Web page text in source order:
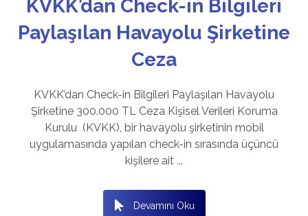
KVKK’dan Check-in Bilgileri
Paylaşılan Havayolu Şirketine
Ceza
KVKK’dan Check-in Bilgileri Paylaşılan Havayolu
Şirketine 300.000 TL Ceza Kişisel Verileri Koruma
Kurulu (KVKK), bir havayolu şirketinin mobil
uygulamasında yapılan check-in sırasında üçüncü
kişilere ait ...
Devamını Oku